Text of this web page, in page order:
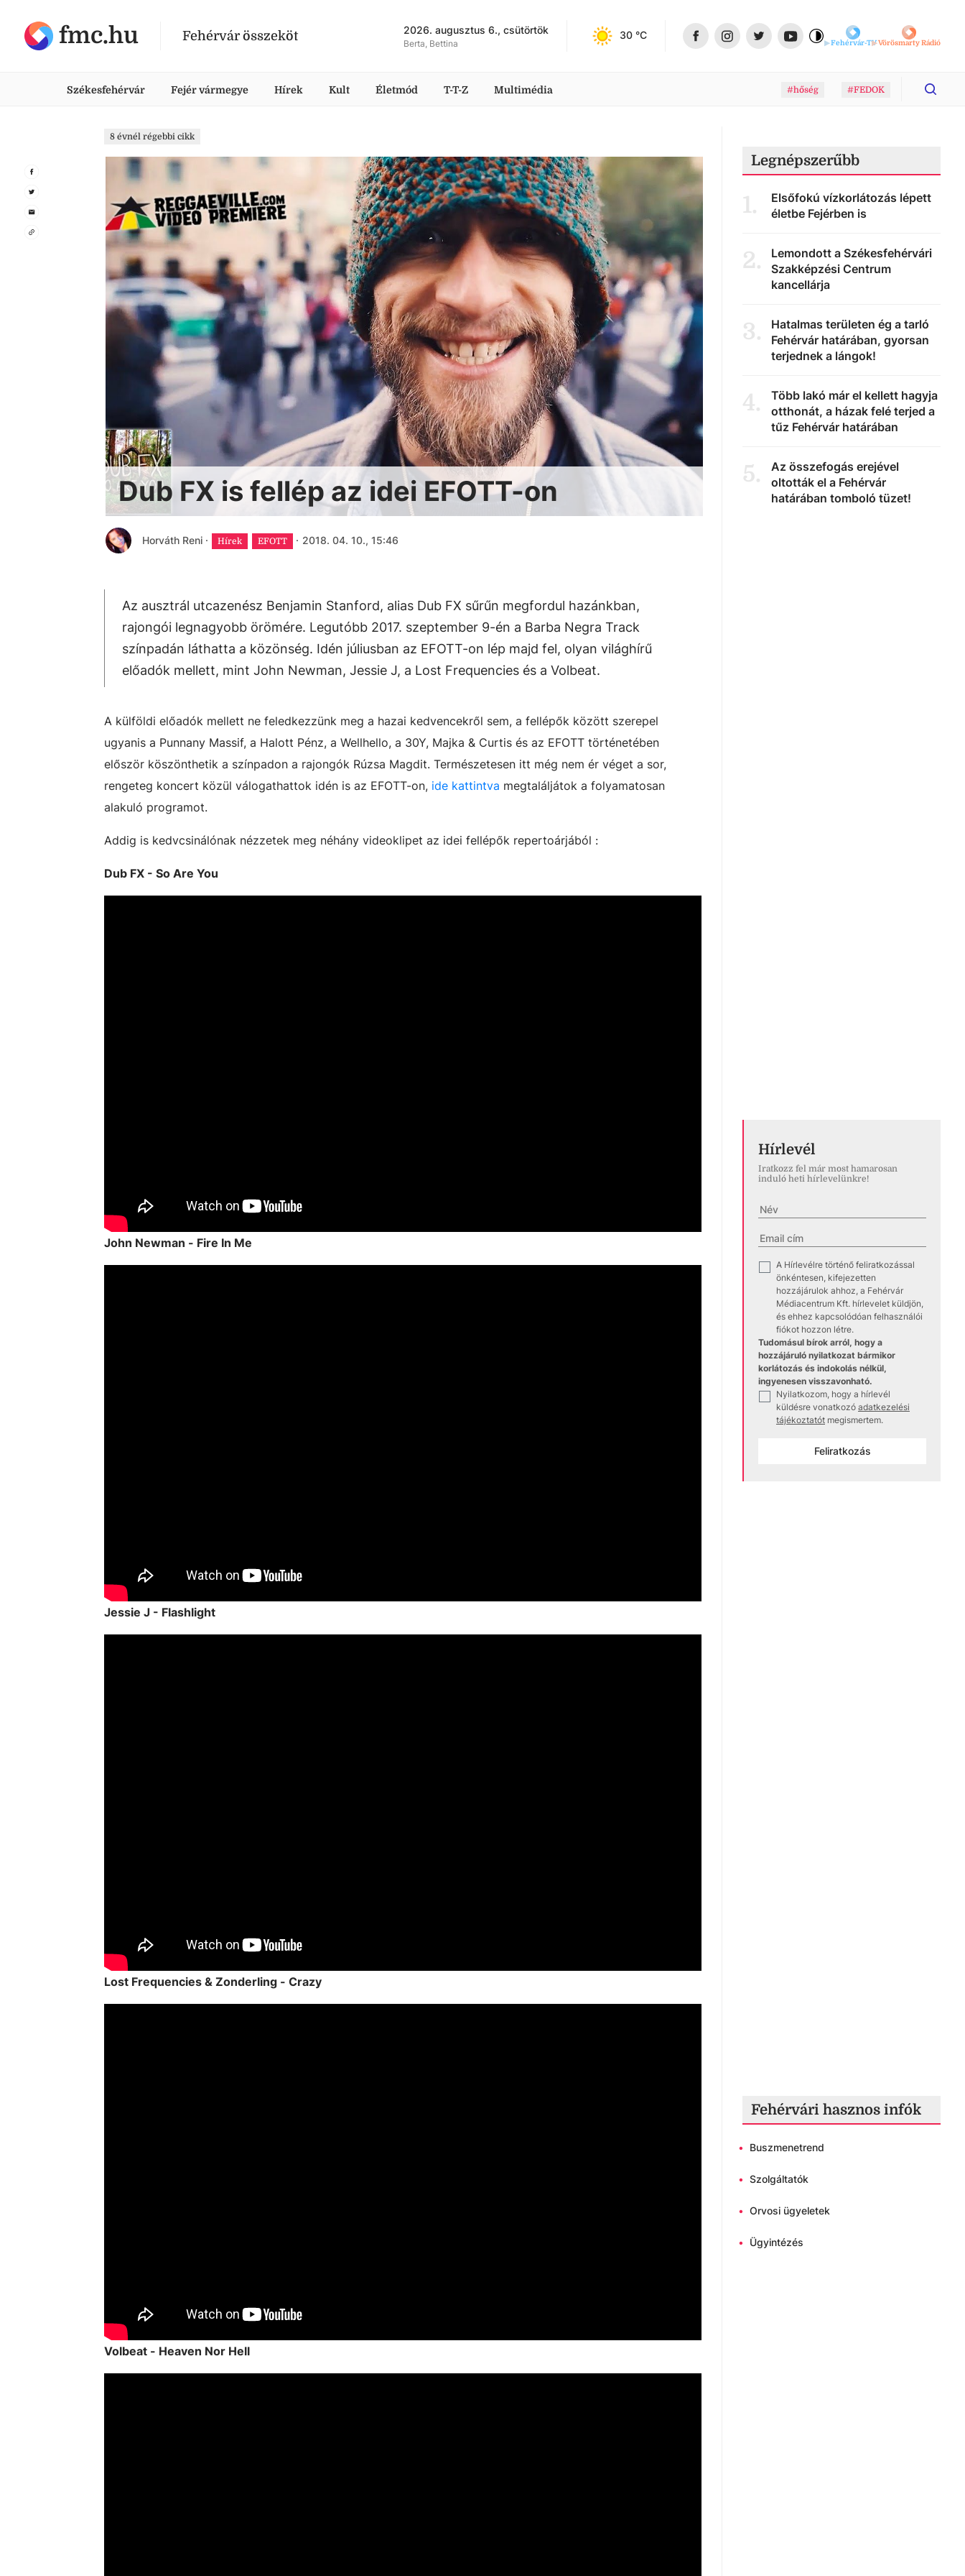
fmc.hu Fehérvár összeköt 2026. augusztus 6., csütörtök
Berta, Bettina
30 °C
Fehérvár-TVVörösmarty Rádió
Székesfehérvár Fejér vármegye Hírek Kult Életmód T-T-Z Multimédia #hőség #FEDOK
8 évnél régebbi cikk
Dub FX is fellép az idei EFOTT-on
Horváth Reni · Hírek EFOTT · 2018. 04. 10., 15:46
Az ausztrál utcazenész Benjamin Stanford, alias Dub FX sűrűn megfordul hazánkban,
rajongói legnagyobb örömére. Legutóbb 2017. szeptember 9-én a Barba Negra Track
színpadán láthatta a közönség. Idén júliusban az EFOTT-on lép majd fel, olyan világhírű
előadók mellett, mint John Newman, Jessie J, a Lost Frequencies és a Volbeat.
A külföldi előadók mellett ne feledkezzünk meg a hazai kedvencekről sem, a fellépők között szerepel
ugyanis a Punnany Massif, a Halott Pénz, a Wellhello, a 30Y, Majka & Curtis és az EFOTT történetében
először köszönthetik a színpadon a rajongók Rúzsa Magdit. Természetesen itt még nem ér véget a sor,
rengeteg koncert közül válogathattok idén is az EFOTT-on, ide kattintva megtaláljátok a folyamatosan
alakuló programot.
Addig is kedvcsinálónak nézzetek meg néhány videoklipet az idei fellépők repertoárjából :
Dub FX - So Are You
John Newman - Fire In Me
Jessie J - Flashlight
Lost Frequencies & Zonderling - Crazy
Volbeat - Heaven Nor Hell
Legnépszerűbb
1.
Elsőfokú vízkorlátozás lépett
életbe Fejérben is
2.
Lemondott a Székesfehérvári
Szakképzési Centrum
kancellárja
3.
Hatalmas területen ég a tarló
Fehérvár határában, gyorsan
terjednek a lángok!
4.
Több lakó már el kellett hagyja
otthonát, a házak felé terjed a
tűz Fehérvár határában
5.
Az összefogás erejével
oltották el a Fehérvár
határában tomboló tüzet!
Hírlevél
Iratkozz fel már most hamarosan
induló heti hírlevelünkre!
A Hírlevélre történő feliratkozással
önkéntesen, kifejezetten
hozzájárulok ahhoz, a Fehérvár
Médiacentrum Kft. hírlevelet küldjön,
és ehhez kapcsolódóan felhasználói
fiókot hozzon létre.
Tudomásul bírok arról, hogy a
hozzájáruló nyilatkozat bármikor
korlátozás és indokolás nélkül,
ingyenesen visszavonható.
Nyilatkozom, hogy a hírlevél
küldésre vonatkozó adatkezelési
tájékoztatót megismertem.
Feliratkozás
Fehérvári hasznos infók
• Buszmenetrend
• Szolgáltatók
• Orvosi ügyeletek
• Ügyintézés